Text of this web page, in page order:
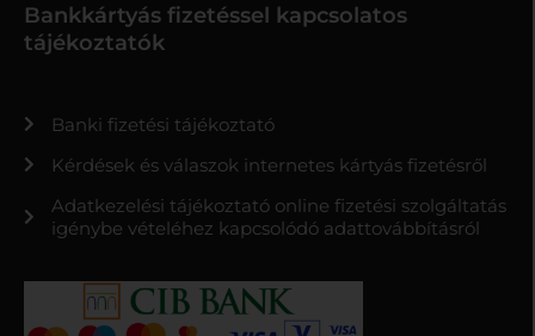
Bankkártyás fizetéssel kapcsolatos
tájékoztatók
Banki fizetési tájékoztató
Kérdések és válaszok internetes kártyás fizetésről
Adatkezelési tájékoztató online fizetési szolgáltatás
igénybe vételéhez kapcsolódó adattovábbításról